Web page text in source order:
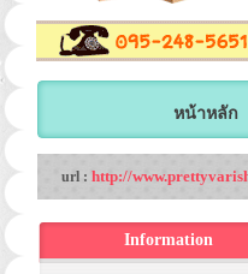
หน้าหลัก
url : http://
Information